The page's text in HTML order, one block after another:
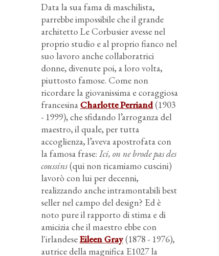
Data la sua fama di maschilista,
parrebbe impossibile che il grande
architetto Le Corbusier avesse nel
proprio studio e al proprio fianco nel
suo lavoro anche collaboratrici
donne, divenute poi, a loro volta,
piuttosto famose. Come non
ricordare la giovanissima e coraggiosa
francesina Charlotte Perriand (1903
- 1999), che sfidando l’arroganza del
maestro, il quale, per tutta
accoglienza, l’aveva apostrofata con
la famosa frase: Ici, on ne brode pas des
coussins(qui non ricamiamo cuscini)
lavorò con lui per decenni,
realizzando anche intramontabili best
seller nel campo del design? Ed è
noto pure il rapporto di stima e di
amicizia che il maestro ebbe con
l'irlandeseEileen Gray (1878 - 1976),
autrice della magnifica E1027 la